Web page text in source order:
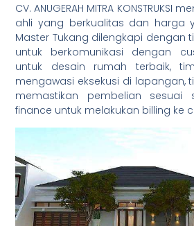
CV. ANUGERAH MITRA
ahli yang berkualitas dan harga
Master Tukang dilengkapi dengan
untuk berkomunikasi dengan
untuk desain rumah terbaik,
mengawasi eksekusi di lapangan,
memastikan pembelian sesuai
finance untuk melakukan billing ke